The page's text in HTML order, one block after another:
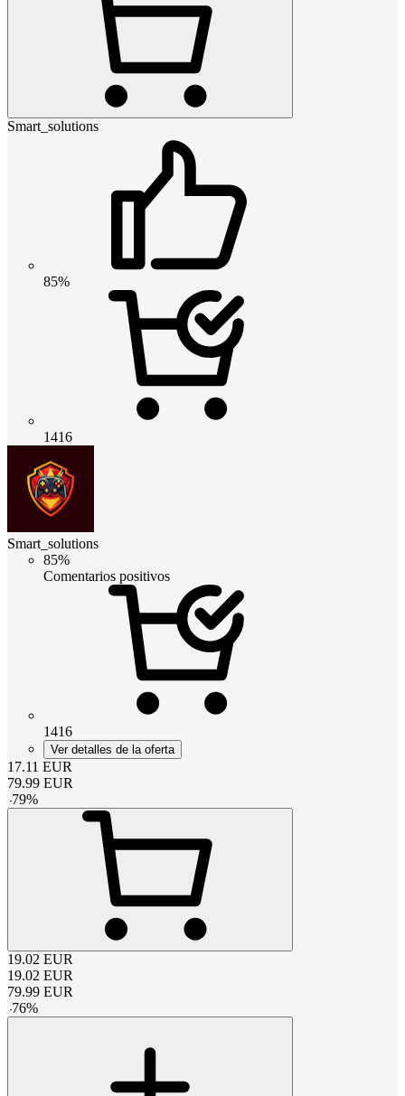
Smart_solutions
85%
1416
Smart_solutions
85%
Comentarios positivos
1416
Ver detalles de la oferta
17.11 EUR
79.99 EUR
-79%
19.02 EUR
19.02 EUR
79.99 EUR
-76%